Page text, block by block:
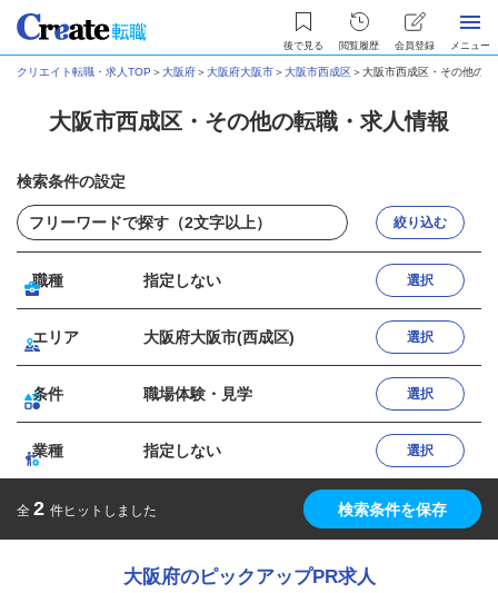
後で見る 閲覧履歴 会員登録 メニュー
クリエイト転職・求人TOP ＞大阪府＞大阪府大阪市＞大阪市西成区＞大阪市西成区・その他の
大阪市西成区・その他の転職・求人情報
検索条件の設定
絞り込む
職種 指定しない 選択
エリア 大阪府大阪市(西成区) 選択
条件 職場体験・見学 選択
業種 指定しない 選択
全 2 件ヒットしました 検索条件を保存
大阪府のピックアップPR求人